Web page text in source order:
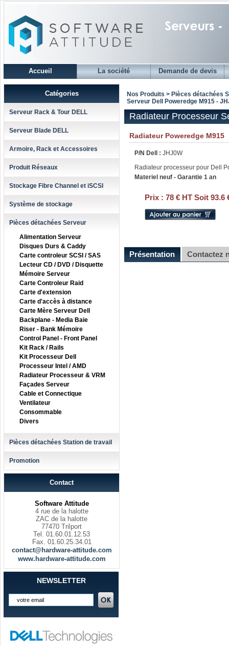
Accueil La société Demande de devis
Catégories
Serveur Rack & Tour DELL
Serveur Blade DELL
Armoire, Rack et Accessoires
Produit Réseaux
Stockage Fibre Channel et iSCSI
Système de stockage
Pièces détachées Serveur
Alimentation Serveur
Disques Durs & Caddy
Carte controleur SCSI / SAS
Lecteur CD / DVD / Disquette
Mémoire Serveur
Carte Controleur Raid
Carte d'extension
Carte d'accès à distance
Carte Mère Serveur Dell
Backplane - Media Baie
Riser - Bank Mémoire
Control Panel - Front Panel
Kit Rack / Rails
Kit Processeur Dell
Processeur Intel / AMD
Radiateur Processeur & VRM
Façades Serveur
Cable et Connectique
Ventilateur
Consommable
Divers
Pièces détachées Station de travail
Promotion
Contact
Software Attitude
4 rue de la halotte
ZAC de la halotte
77470 Trilport
Tel. 01.60.01.12.53
Fax. 01.60.25.34.01
contact@hardware-attitude.com
www.hardware-attitude.com
NEWSLETTER
Nos Produits > Pièces détachées
Serveur Dell Poweredge M915 -
Radiateur Processeur
Radiateur Poweredge M915
P/N Dell : JHJ0W
Radiateur processeur pour Dell
Materiel neuf - Garantie 1 an
Prix : 78 € HT Soit 93.6
Présentation Contactez